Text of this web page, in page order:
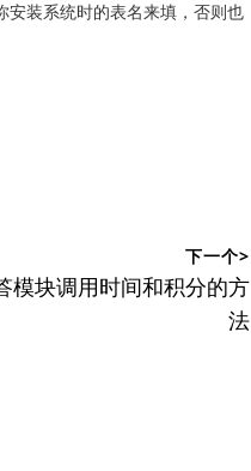
安装系统时的表名来填，否则也
下一个>
模块调用时间和积分的方
法